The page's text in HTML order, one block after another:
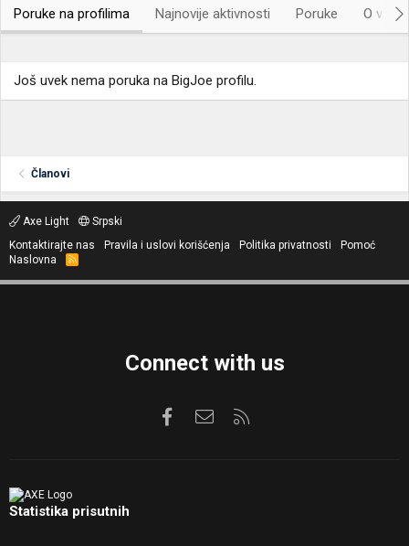
Poruke na profilima Najnovije aktivnosti Poruke O
Još uvek nema poruka na BigJoe profilu.
Članovi
Axe Light
Srpski
Kontaktirajte nas
Pravila i uslovi korišćenja Politika privatnosti
Pomoć
Naslovna
R
S
Connect with us
FacebookKontaktirajte nas
Statistika prisutnih